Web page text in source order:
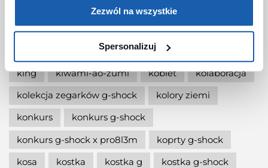
Zezwól na wszystkie
Spersonalizuj
jaki g-shock wybrać
jaki zegarek damski kupić
jaki zegarek g-shock wybrać
jaki zegarek wybrać
kermit
king
kiwami-ao-zumi kobiet
kolaboracja
kolekcja zegarków g-shock
kolory ziemi
konkurs
konkurs g-shock
konkurs g-shock x pro8l3m
koprty g-shock
kosa
kostka kostka g
kostka g-shock